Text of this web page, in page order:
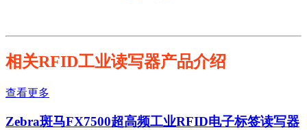
相关RFID工业读写器产品介绍
查看更多
Zebra斑马FX7500超高频工业RFID电子标签读写器